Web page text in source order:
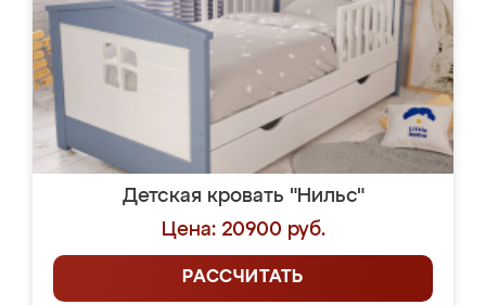
Детская кровать "Нильс"
Цена: 20900 руб.
РАССЧИТАТЬ